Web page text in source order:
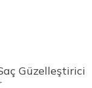
Güzelleştirici